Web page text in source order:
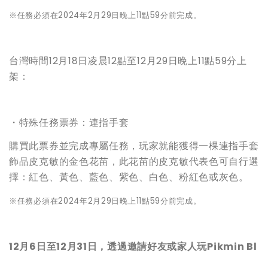
※任務必須在2024年2月29日晚上11點59分前完成。
台灣時間12月18日凌晨12點至12月29日晚上11點59分上
架：
・特殊任務票券：連指手套
購買此票券並完成專屬任務，玩家就能獲得一棵連指手套
飾品皮克敏的金色花苗，此花苗的皮克敏代表色可自行選
擇：紅色、黃色、藍色、紫色、白色、粉紅色或灰色。
※任務必須在2024年2月29日晚上11點59分前完成。
12月6日至12月31日，透過邀請好友或家人玩Pikmin Bl